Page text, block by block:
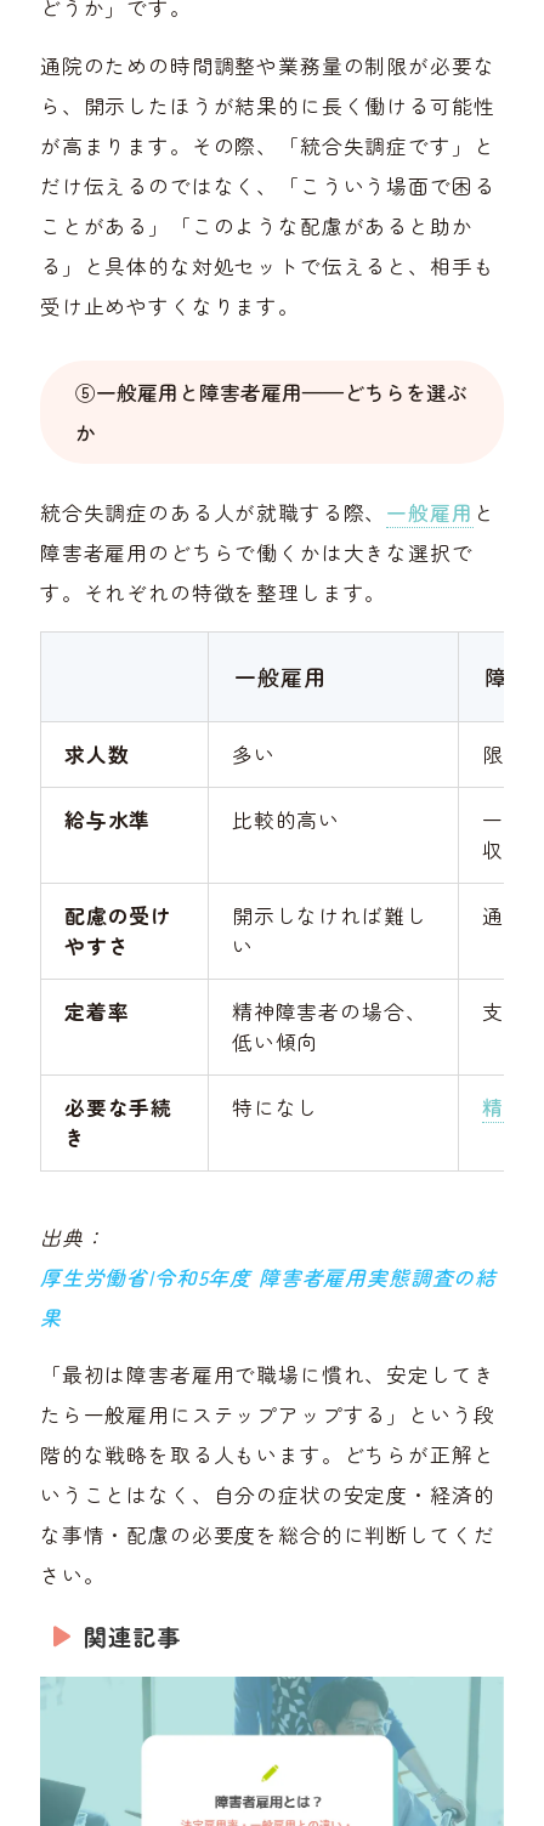
どうか」です。
通院のための時間調整や業務量の制限が必要な
ら、開示したほうが結果的に長く働ける可能性
が高まります。その際、「統合失調症です」と
だけ伝えるのではなく、「こういう場面で困る
ことがある」「このような配慮があると助か
る」と具体的な対処セットで伝えると、相手も
受け止めやすくなります。
⑤一般雇用と障害者雇用——どちらを選ぶ
か
統合失調症のある人が就職する際、 一般雇用 と
障害者雇用のどちらで働くかは大きな選択で
す。それぞれの特徴を整理します。
一般雇用 障害
求人数 多い 限ら
給与水準 比較的高い
一般
収は
配慮の受け
やすさ
開示しなければ難し
い
通院
定着率
精神障害者の場合、
低い傾向
支援
必要な手続
き
特になし 精神
出典：
厚生労働省|令和5年度 障害者雇用実態調査の結
果
「最初は障害者雇用で職場に慣れ、安定してき
たら一般雇用にステップアップする」という段
階的な戦略を取る人もいます。どちらが正解と
いうことはなく、自分の症状の安定度・経済的
な事情・配慮の必要度を総合的に判断してくだ
さい。
関連記事